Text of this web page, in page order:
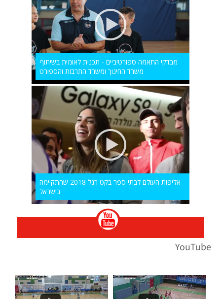
מבדקי התאמה ספורטיביים - תכנית לאומית בשיתוף
משרד החינוך ומשרד התרבות והספורט
אליפות העולם לבתי ספר בקט רגל 2018 שהתקיימה
בישראל
YouTube